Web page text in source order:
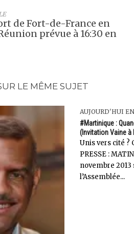
de Fort-de-France en
prévue à 16:30 en
LE MÊME SUJET
AUJOURD'HUI
#Martinique :
(Invitation Vaine à
Unis vers cité ?
PRESSE :
novembre 2013
l’Assemblée...